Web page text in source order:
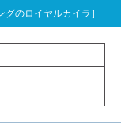
のロイヤルカイラ］